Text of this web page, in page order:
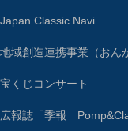
Japan Classic Navi
地域創造連携事業（おん
宝くじコンサート
広報誌「季報